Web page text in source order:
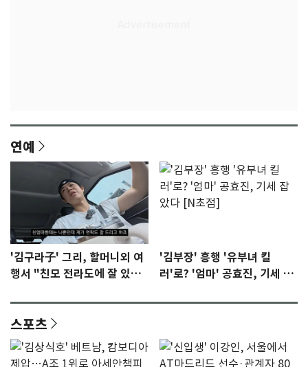
연예
'김구라子' 그리, 할머니외 여
행서 "친모 전라도에 잘 있
'김부장' 흥행 '유부녀 킬
러'로? '엄마' 공효진, 기세 잡
스포츠